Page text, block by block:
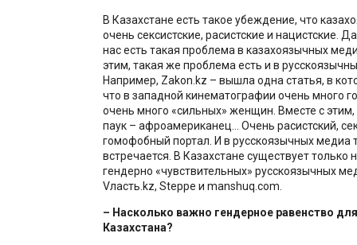
В Казахстане есть такое убеждение, что
очень сексистские, расистские и нацистские.
нас есть такая проблема в казахоязычных
этим, такая же проблема есть и в
Например, Zakon.kz – вышла одна статья, в
что в западной кинематографии очень много
очень много «сильных» женщин. Вместе с этим,
паук – афроамериканец... Очень расистский,
гомофобный портал. И в русскоязычных медиа
встречается. В Казахстане существует только
гендерно «чувствительных» русскоязычных
Vласть.kz, Steppe и manshuq.com.
– Насколько важно гендерное равенство
Казахстана?